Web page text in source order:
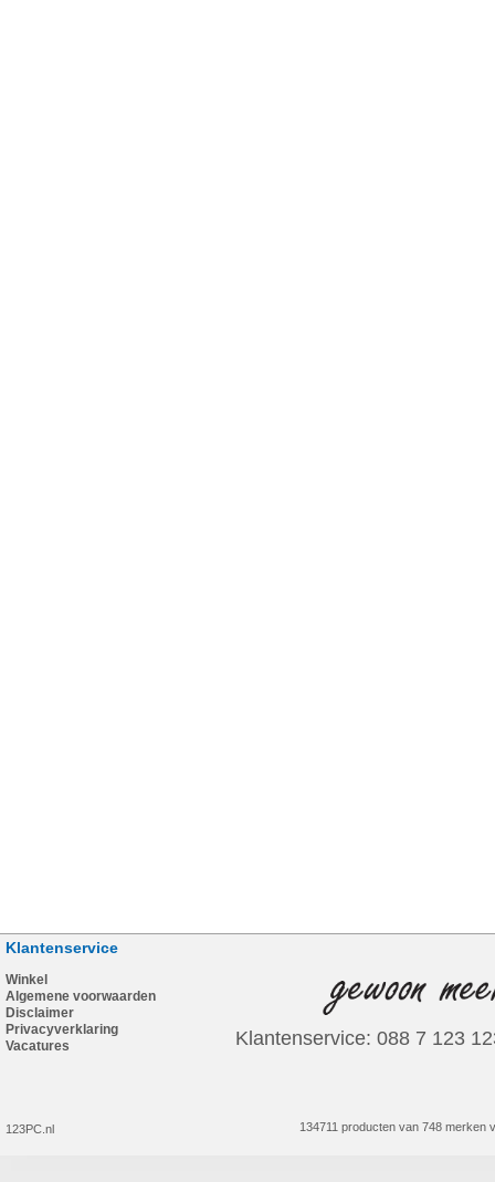
Klantenservice
Winkel
Algemene voorwaarden
Disclaimer
Privacyverklaring
Vacatures
123PC.nl
Klantenservice: 088 7 123
134711 producten van 748 merken